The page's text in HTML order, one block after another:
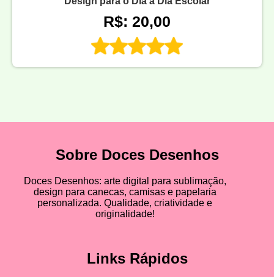
R$: 20,00
Sobre Doces Desenhos
Doces Desenhos: arte digital para sublimação,
design para canecas, camisas e papelaria
personalizada. Qualidade, criatividade e
originalidade!
Links Rápidos